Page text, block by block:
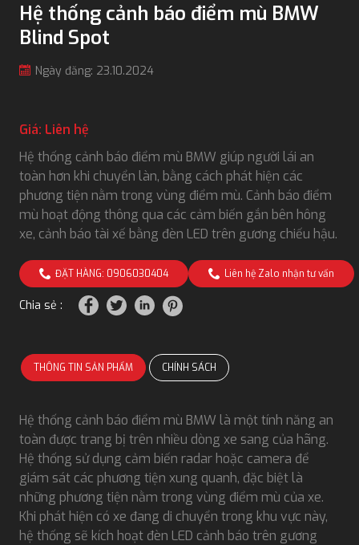
Hệ thống cảnh báo điểm mù BMW
Blind Spot
Ngày đăng: 23.10.2024
Giá: Liên hệ
Hệ thống cảnh báo điểm mù BMW giúp người lái an
toàn hơn khi chuyển làn, bằng cách phát hiện các
phương tiện nằm trong vùng điểm mù. Cảnh báo điểm
mù hoạt động thông qua các cảm biến gắn bên hông
xe, cảnh báo tài xế bằng đèn LED trên gương chiếu hậu.
ĐẶT HÀNG: 0906030404 Liên hệ Zalo nhận tư vấn
Chia sẻ :
THÔNG TIN SẢN PHẨM CHÍNH SÁCH
Hệ thống cảnh báo điểm mù BMW là một tính năng an
toàn được trang bị trên nhiều dòng xe sang của hãng.
Hệ thống sử dụng cảm biến radar hoặc camera để
giám sát các phương tiện xung quanh, đặc biệt là
những phương tiện nằm trong vùng điểm mù của xe.
Khi phát hiện có xe đang di chuyển trong khu vực này,
hệ thống sẽ kích hoạt đèn LED cảnh báo trên gương